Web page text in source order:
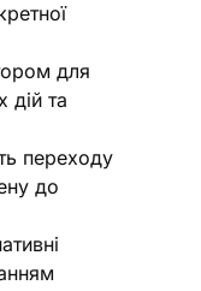
для
дій та
переходу
до